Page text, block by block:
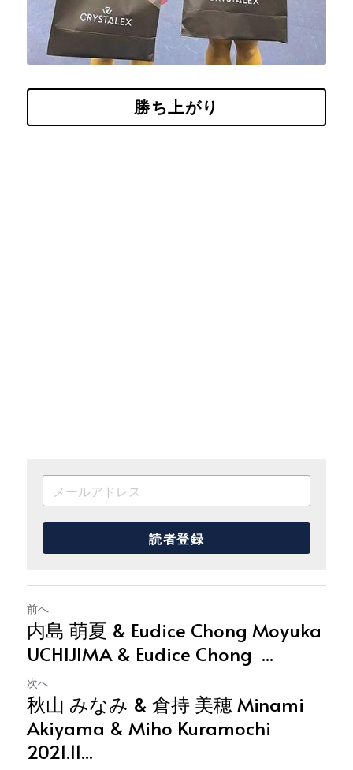
勝ち上がり
読者登録
前へ
内島 萌夏 & Eudice Chong Moyuka
UCHIJIMA & Eudice Chong ...
次へ
秋山 みなみ & 倉持 美穂 Minami
Akiyama & Miho Kuramochi
2021.11...